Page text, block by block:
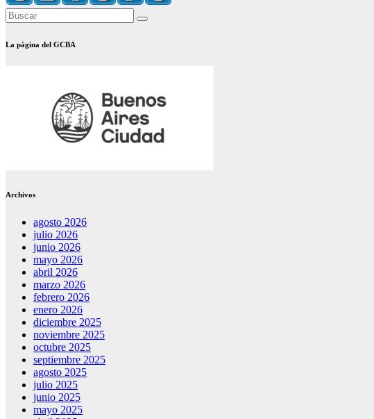
La página del GCBA
Archivos
agosto 2026
julio 2026
junio 2026
mayo 2026
abril 2026
marzo 2026
febrero 2026
enero 2026
diciembre 2025
noviembre 2025
octubre 2025
septiembre 2025
agosto 2025
julio 2025
junio 2025
mayo 2025